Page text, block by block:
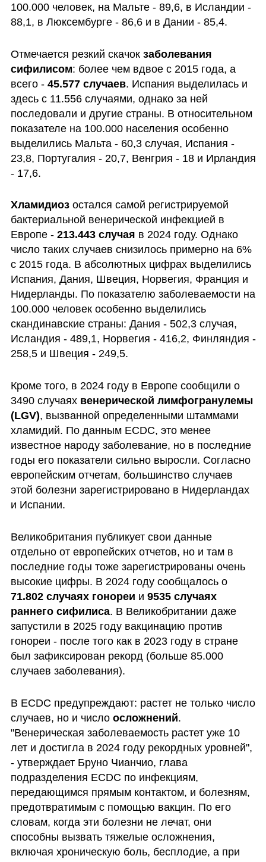
100.000 человек, на Мальте - 89,6, в Исландии -
88,1, в Люксембурге - 86,6 и в Дании - 85,4.
Отмечается резкий скачок заболевания
сифилисом: более чем вдвое с 2015 года, а
всего - 45.577 случаев. Испания выделилась и
здесь с 11.556 случаями, однако за ней
последовали и другие страны. В относительном
показателе на 100.000 населения особенно
выделились Мальта - 60,3 случая, Испания -
23,8, Португалия - 20,7, Венгрия - 18 и Ирландия
- 17,6.
Хламидиоз остался самой регистрируемой
бактериальной венерической инфекцией в
Европе - 213.443 случая в 2024 году. Однако
число таких случаев снизилось примерно на 6%
с 2015 года. В абсолютных цифрах выделились
Испания, Дания, Швеция, Норвегия, Франция и
Нидерланды. По показателю заболеваемости на
100.000 человек особенно выделились
скандинавские страны: Дания - 502,3 случая,
Исландия - 489,1, Норвегия - 416,2, Финляндия -
258,5 и Швеция - 249,5.
Кроме того, в 2024 году в Европе сообщили о
3490 случаях венерической лимфогранулемы
(LGV), вызванной определенными штаммами
хламидий. По данным ECDC, это менее
известное народу заболевание, но в последние
годы его показатели сильно выросли. Согласно
европейским отчетам, большинство случаев
этой болезни зарегистрировано в Нидерландах
и Испании.
Великобритания публикует свои данные
отдельно от европейских отчетов, но и там в
последние годы тоже зарегистрированы очень
высокие цифры. В 2024 году сообщалось о
71.802 случаях гонореи и 9535 случаях
раннего сифилиса. В Великобритании даже
запустили в 2025 году вакцинацию против
гонореи - после того как в 2023 году в стране
был зафиксирован рекорд (больше 85.000
случаев заболевания).
В ECDC предупреждают: растет не только число
случаев, но и число осложнений.
"Венерическая заболеваемость растет уже 10
лет и достигла в 2024 году рекордных уровней",
- утверждает Бруно Чианчио, глава
подразделения ECDC по инфекциям,
передающимся прямым контактом, и болезням,
предотвратимым с помощью вакцин. По его
словам, когда эти болезни не лечат, они
способны вызвать тяжелые осложнения,
включая хроническую боль, бесплодие, а при